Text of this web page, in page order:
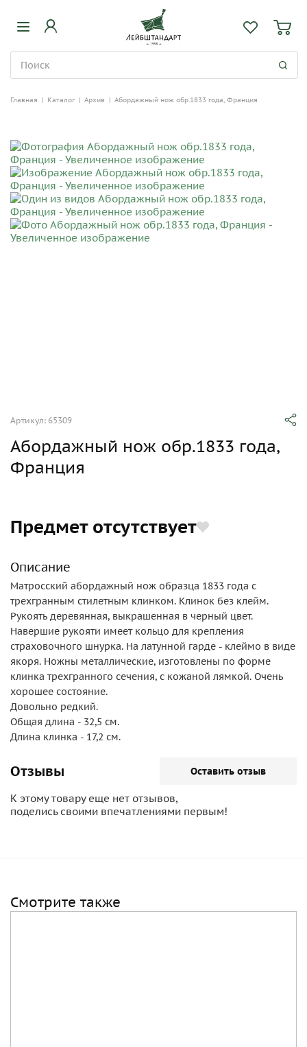
Главная | Каталог | Архив | Абордажный нож обр.1833 года, Франция
Артикул: 65309
Абордажный нож обр.1833 года,
Франция
Предмет отсутствует
Описание
Матросский абордажный нож образца 1833 года с
трехгранным стилетным клинком. Клинок без клейм.
Рукоять деревянная, выкрашенная в черный цвет.
Навершие рукояти имеет кольцо для крепления
страховочного шнурка. На латунной гарде - клеймо в виде
якоря. Ножны металлические, изготовлены по форме
клинка трехгранного сечения, с кожаной лямкой. Очень
хорошее состояние.
Довольно редкий.
Общая длина - 32,5 см.
Длина клинка - 17,2 см.
Отзывы Оставить отзыв
К этому товару еще нет отзывов,
поделись своими впечатлениями первым!
Смотрите также